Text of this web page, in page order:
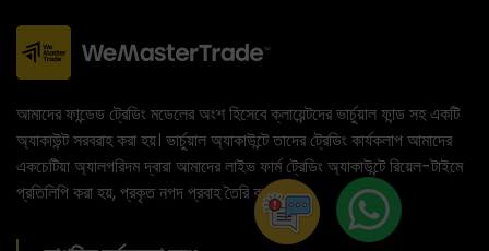
আমাদের ফান্ডেড ট্রেডিং মডেলের অংশ হিসেবে ক্লায়েন্টদের ভার্চুয়াল ফান্ড সহ একটি
অ্যাকাউন্ট সরবরাহ করা হয়। ভার্চুয়াল অ্যাকাউন্টে তাদের ট্রেডিং কার্যকলাপ আমাদের
একচেটিয়া অ্যালগরিদম দ্বারা আমাদের লাইভ ফার্ম ট্রেডিং অ্যাকাউন্টে রিয়েল-টাইমে
প্রতিলিপি করা হয়, প্রকৃত নগদ প্রবাহ তৈরি করে।